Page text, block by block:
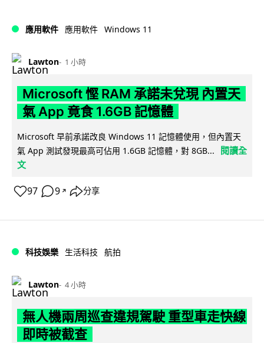
應用軟件 應用軟件 Windows 11
Lawton 1 小時
Microsoft 慳 RAM 承諾未兌現 內置天
氣 App 竟食 1.6GB 記憶體
Microsoft 早前承諾改良 Windows 11 記憶體使用，但內置天
氣 App 測試發現最高可佔用 1.6GB 記憶體，對 8GB...
閱讀全
文
97 9 ↗ 分享
科技娛樂 生活科技 航拍
Lawton 4 小時
無人機兩周巡查違規駕駛 重型車走快線
即時被截查